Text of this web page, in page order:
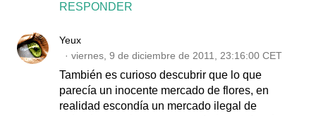
RESPONDER
Yeux
viernes, 9 de diciembre de 2011, 23:16:00 CET
También es curioso descubrir que lo que
parecía un inocente mercado de flores, en
realidad escondía un mercado ilegal de